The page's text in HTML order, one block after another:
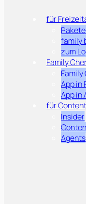
für
family
zum
Family
Family
App in
App in
für
Insider
Agents